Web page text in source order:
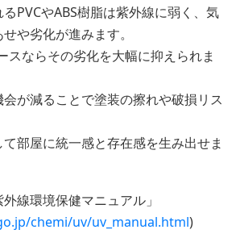
PVCやABS樹脂は紫外線に弱く、気
や劣化が進みます。
スならその劣化を大幅に抑えられま
が減ることで塗装の擦れや破損リス
て部屋に統一感と存在感を生み出せま
線環境保健マニュアル」
chemi/uv/uv_manual.html)